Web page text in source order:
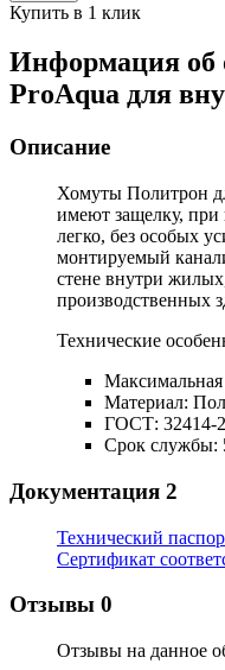
Купить в 1 клик
Информация об
ProAqua для
Описание
Хомуты Политрон
имеют защелку,
легко, без особых
монтируемый
стене внутри
производственных
Технические
Максимальная
Материал:
ГОСТ: 32414-
Срок службы:
Документация 2
Технический
Сертификат
Отзывы 0
Отзывы на данное